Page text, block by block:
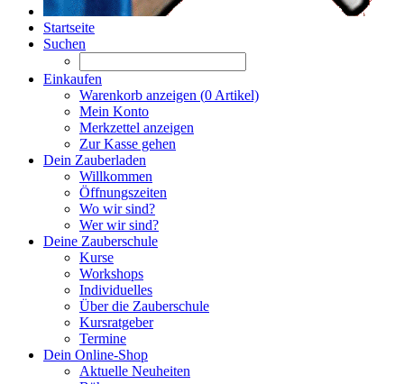
Startseite
Suchen
Einkaufen
Warenkorb anzeigen (0 Artikel)
Mein Konto
Merkzettel anzeigen
Zur Kasse gehen
Dein Zauberladen
Willkommen
Öffnungszeiten
Wo wir sind?
Wer wir sind?
Deine Zauberschule
Kurse
Workshops
Individuelles
Über die Zauberschule
Kursratgeber
Termine
Dein Online-Shop
Aktuelle Neuheiten